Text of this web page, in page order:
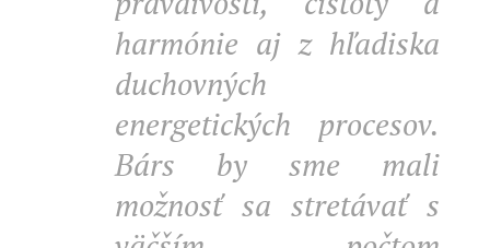
harmónie aj z hľadiska
duchovných
energetických procesov.
Bárs by sme mali
možnosť sa stretávať s